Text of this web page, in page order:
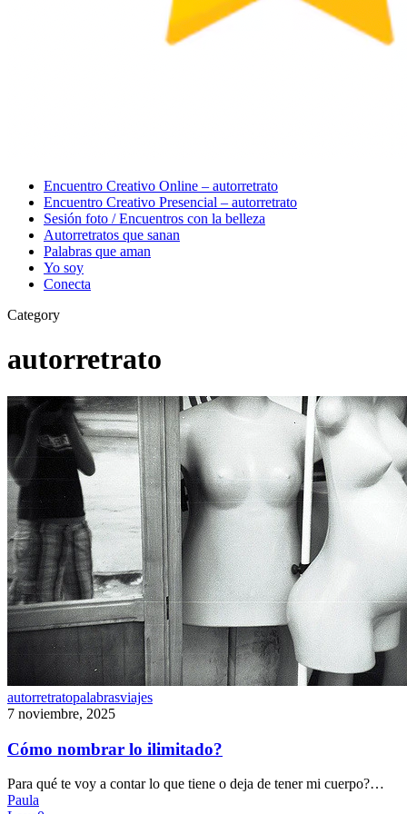
Menu
Encuentro Creativo Online – autorretrato
Encuentro Creativo Presencial – autorretrato
Sesión foto / Encuentros con la belleza
Autorretratos que sanan
Palabras que aman
Yo soy
Conecta
Category
autorretrato
Cómo
nombrar
ilimitado?
autorretratopalabrasviajes
7 noviembre, 2025
Cómo nombrar lo ilimitado?
Para qué te voy a contar lo que tiene o deja de tener mi cuerpo?…
Paula